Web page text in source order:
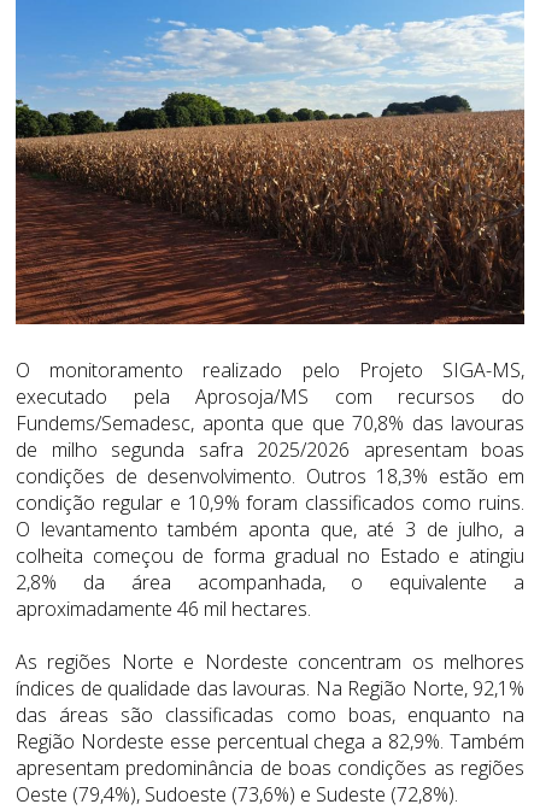
O monitoramento realizado pelo Projeto SIGA-MS,
executado pela Aprosoja/MS com recursos do
Fundems/Semadesc, aponta que que 70,8% das lavouras
de milho segunda safra 2025/2026 apresentam boas
condições de desenvolvimento. Outros 18,3% estão em
condição regular e 10,9% foram classificados como ruins.
O levantamento também aponta que, até 3 de julho, a
colheita começou de forma gradual no Estado e atingiu
2,8% da área acompanhada, o equivalente a
aproximadamente 46 mil hectares.
As regiões Norte e Nordeste concentram os melhores
índices de qualidade das lavouras. Na Região Norte, 92,1%
das áreas são classificadas como boas, enquanto na
Região Nordeste esse percentual chega a 82,9%. Também
apresentam predominância de boas condições as regiões
Oeste (79,4%), Sudoeste (73,6%) e Sudeste (72,8%).